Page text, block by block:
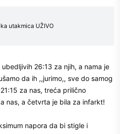
utakmica UŽIVO
26:13 za njih, a nama je
da ih ,,jurimo,, sve do samog
za nas, treća prilično
nas, a četvrta je bila za infarkt!
napora da bi stigle i